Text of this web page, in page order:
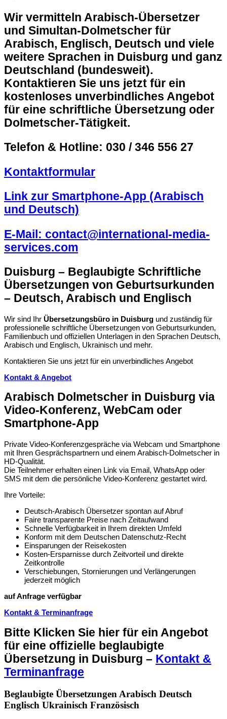
Wir vermitteln Arabisch-Übersetzer
und Simultan-Dolmetscher für
Arabisch, Englisch, Deutsch und viele
weitere Sprachen in Duisburg und ganz
Deutschland (bundesweit).
Kontaktieren Sie uns jetzt für ein
kostenloses unverbindliches Angebot
für eine schriftliche Übersetzung oder
Dolmetscher-Tätigkeit.
Telefon & Hotline: 030 / 346 556 27
Kontaktformular
Link zur Smartphone-App (Arabisch
und Deutsch)
E-Mail: contact@international-media-
services.com
Duisburg – Beglaubigte Schriftliche
Übersetzungen von Geburtsurkunden
– Deutsch, Arabisch und Englisch
Wir sind Ihr Übersetzungsbüro in Duisburg und zuständig für
professionelle schriftliche Übersetzungen von Geburtsurkunden,
Familienbuch und offiziellen Unterlagen in den Sprachen Deutsch,
Arabisch und Englisch, Ukrainisch und mehr.
Kontaktieren Sie uns jetzt für ein unverbindliches Angebot
Kontakt & Angebot
Arabisch Dolmetscher in Duisburg via
Video-Konferenz, WebCam oder
Smartphone-App
Private Video-Konferenzgespräche via Webcam und Smartphone
mit Ihren Gesprächspartnern und einem Arabisch-Dolmetscher in
HD-Qualität.
Die Teilnehmer erhalten einen Link via Email, WhatsApp oder
SMS mit dem die persönliche Video-Konferenz gestartet wird.
Ihre Vorteile:
Deutsch-Arabisch Übersetzer spontan auf Abruf
Faire transparente Preise nach Zeitaufwand
Schnelle Verfügbarkeit in Ihrem direkten Umfeld
Konform mit dem Deutschen Datenschutz-Recht
Einsparungen der Reisekosten
Kosten-Ersparnisse durch Zeitvorteil und direkte
Zeitkontrolle
Verschiebungen, Stornierungen und Verlängerungen
jederzeit möglich
auf Anfrage verfügbar
Kontakt & Terminanfrage
Bitte Klicken Sie hier für ein Angebot
für eine offizielle beglaubigte
Übersetzung in Duisburg – Kontakt &
Terminanfrage
Beglaubigte Übersetzungen Arabisch Deutsch
Englisch Ukrainisch Französisch